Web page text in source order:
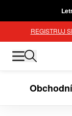
REGISTRUJ